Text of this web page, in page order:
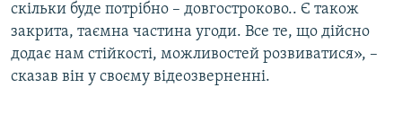
скільки буде потрібно – довгостроково.. Є також
закрита, таємна частина угоди. Все те, що дійсно
додає нам стійкості, можливостей розвиватися», –
сказав він у своєму відеозверненні.